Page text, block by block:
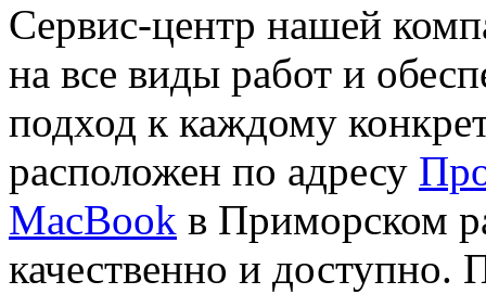
Сервис-центр нашей
на все виды работ и
подход к каждому
расположен по адресу
MacBook в Приморском
качественно и доступно.